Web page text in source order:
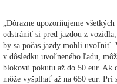
„Dôrazne upozorňujeme
odstrániť si pred jazdou z
by sa počas jazdy mohli uvoľniť.
v dôsledku uvoľneného ľadu,
blokovú pokutu až do 50 eur. Ak
môže vyšplhať až na 650 eur. Pri